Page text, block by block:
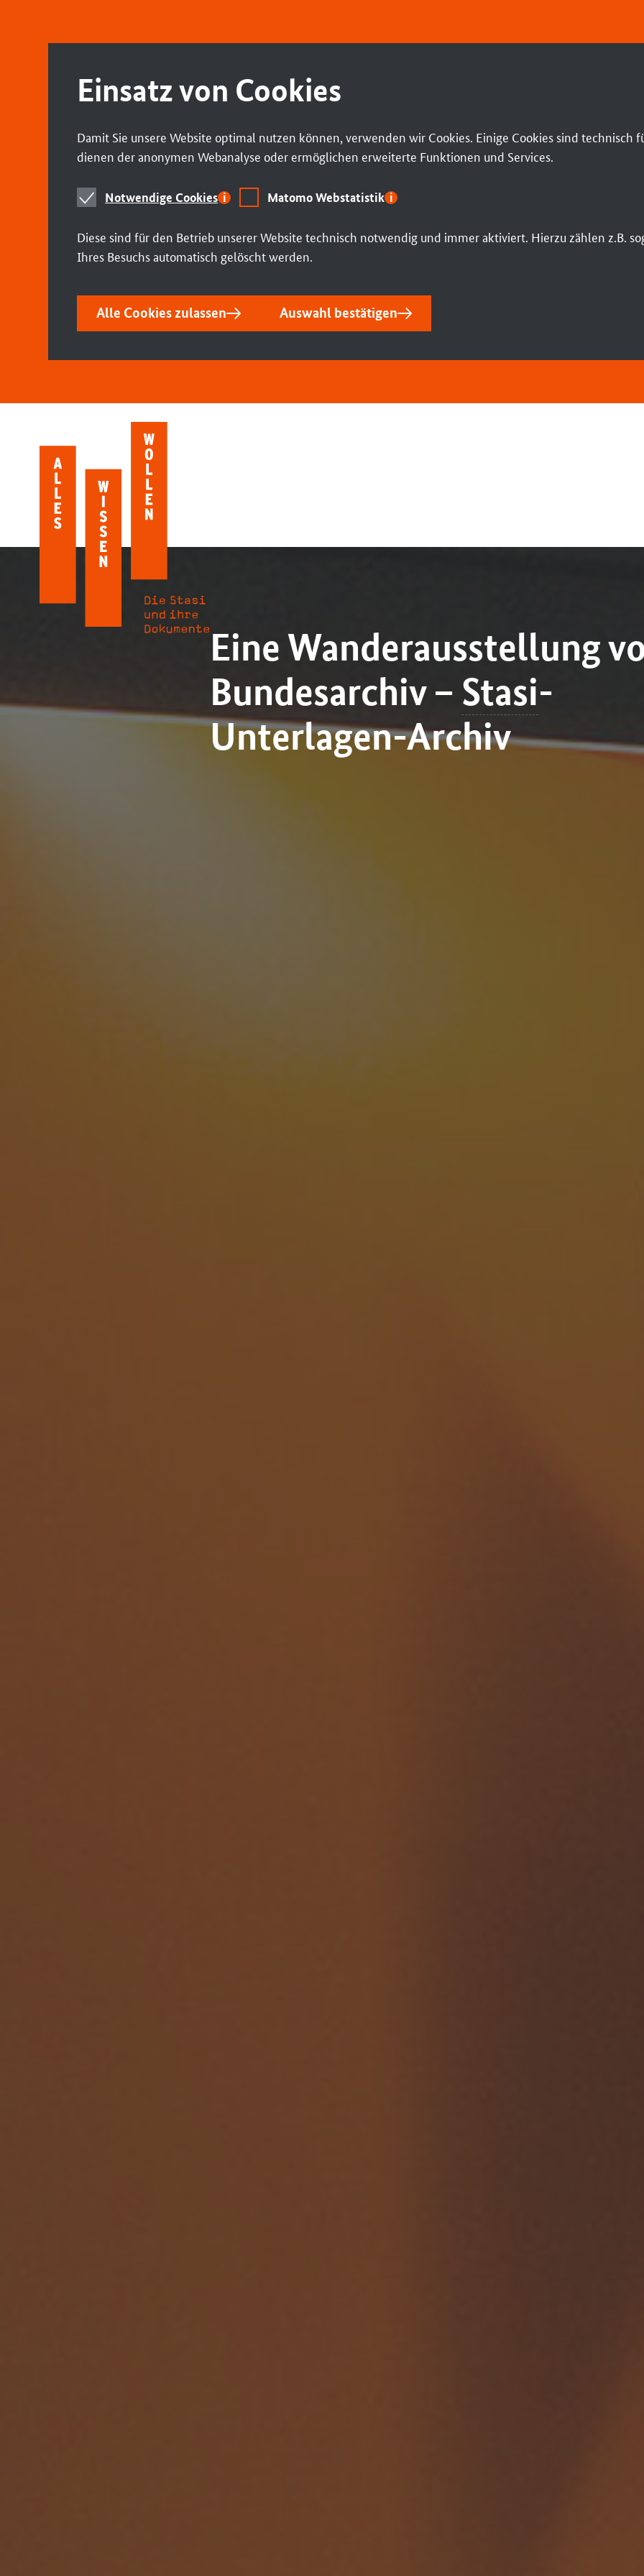
Einsatz von Cookies
Damit Sie unsere Website optimal nutzen können, verwenden wir Cookies. Einige Cookies sind technisch
dienen der anonymen Webanalyse oder ermöglichen erweiterte Funktionen und Services.
Notwendige
Cookies
Notwendige Cookies
Matomo
Webstatistik
Matomo Webstatistik
Diese sind für den Betrieb unserer Website technisch notwendig und immer aktiviert. Hierzu zählen z.B.
Ihres Besuchs automatisch gelöscht werden.
Alle Cookies zulassen Auswahl bestätigen
Eine Wanderausstellung
Bundesarchiv – Stasi-
Unterlagen-Archiv